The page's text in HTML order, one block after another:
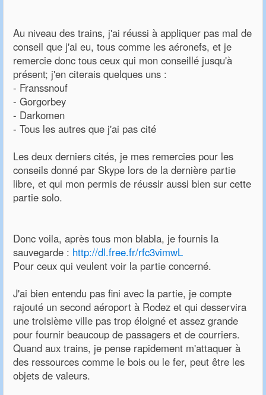
Au niveau des trains, j'ai réussi à appliquer pas mal de
conseil que j'ai eu, tous comme les aéronefs, et je
remercie donc tous ceux qui mon conseillé jusqu'à
présent; j'en citerais quelques uns :
- Franssnouf
- Gorgorbey
- Darkomen
- Tous les autres que j'ai pas cité
Les deux derniers cités, je mes remercies pour les
conseils donné par Skype lors de la dernière partie
libre, et qui mon permis de réussir aussi bien sur cette
partie solo.
Donc voila, après tous mon blabla, je fournis la
sauvegarde : http://dl.free.fr/rfc3vimwL
Pour ceux qui veulent voir la partie concerné.
J'ai bien entendu pas fini avec la partie, je compte
rajouté un second aéroport à Rodez et qui desservira
une troisième ville pas trop éloigné et assez grande
pour fournir beaucoup de passagers et de courriers.
Quand aux trains, je pense rapidement m'attaquer à
des ressources comme le bois ou le fer, peut être les
objets de valeurs.